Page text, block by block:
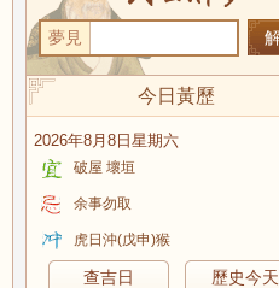
夢見
今日黃歷
2026年8月8日星期六
破屋 壞垣
余事勿取
虎日沖(戊申)猴
查吉日 歷史今天